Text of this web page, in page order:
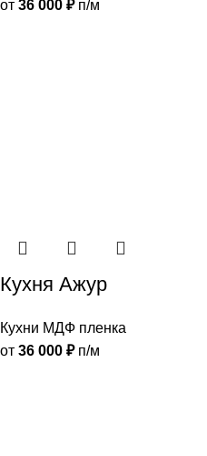
от 36 000 ₽п/м
Кухня Ажур
Кухни МДФ пленка
от 36 000 ₽п/м